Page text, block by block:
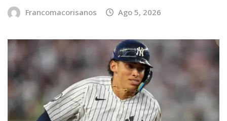
Francomacorisanos Ago 5, 2026